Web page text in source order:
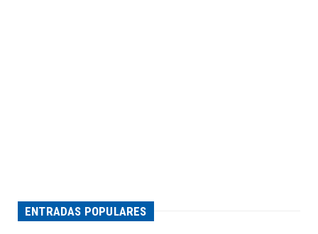
ENTRADAS POPULARES